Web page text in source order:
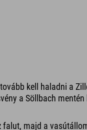
kell haladni a
a Söllbach
falut, majd a